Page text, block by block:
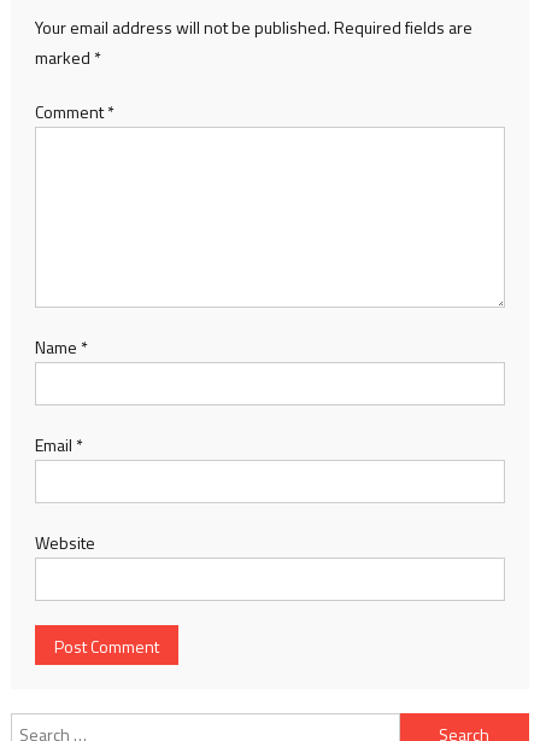
Your email address will not be published.Required fields are
marked *
Comment*
Name *
Email *
Website
Search